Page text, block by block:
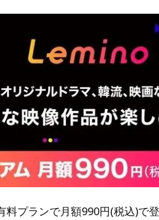
プランで月額990円(税込)で